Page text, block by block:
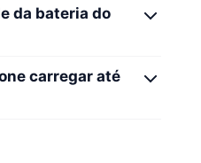
da bateria do
carregar até